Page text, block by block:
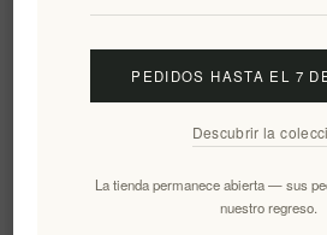
Suscribirse Desuscribirse
PEDIDOS HASTA EL 7
Descubrir la
La tienda permanece abierta — sus
nuestro regreso.